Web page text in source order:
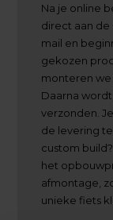
Na je online
direct aan de
mail en
gekozen
monteren we
Daarna
verzonden.
de levering
custom
het
afmontage,
unieke fiets